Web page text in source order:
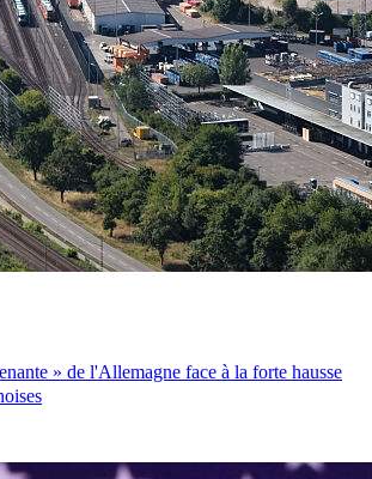
» de l'Allemagne face à la forte hausse